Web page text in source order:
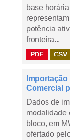
base
potência
fronteira...
PDF CSV
Comercial
Dados de
modalidade
bloco, em
ofertado